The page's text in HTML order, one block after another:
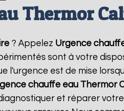
Thermor
? Appelez Urgence
sont à votre
l'urgence est de mise
chauffe eau Thermor
et réparer